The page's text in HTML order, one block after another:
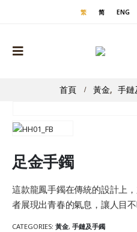
繁 简 ENG
首頁 黃金, 手鏈
足金手鐲
這款龍鳳手鐲在傳統的設計上
者展現出青春的氣息，讓人目不
CATEGORIES: 黃金, 手鏈及手鐲